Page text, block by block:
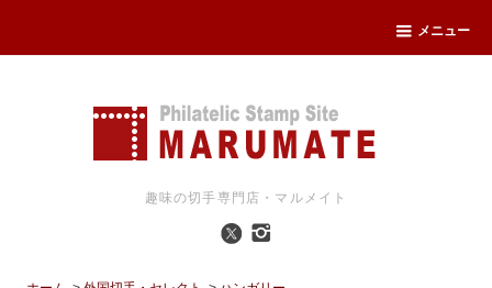
メニュー
趣味の切手専門店・マルメイト